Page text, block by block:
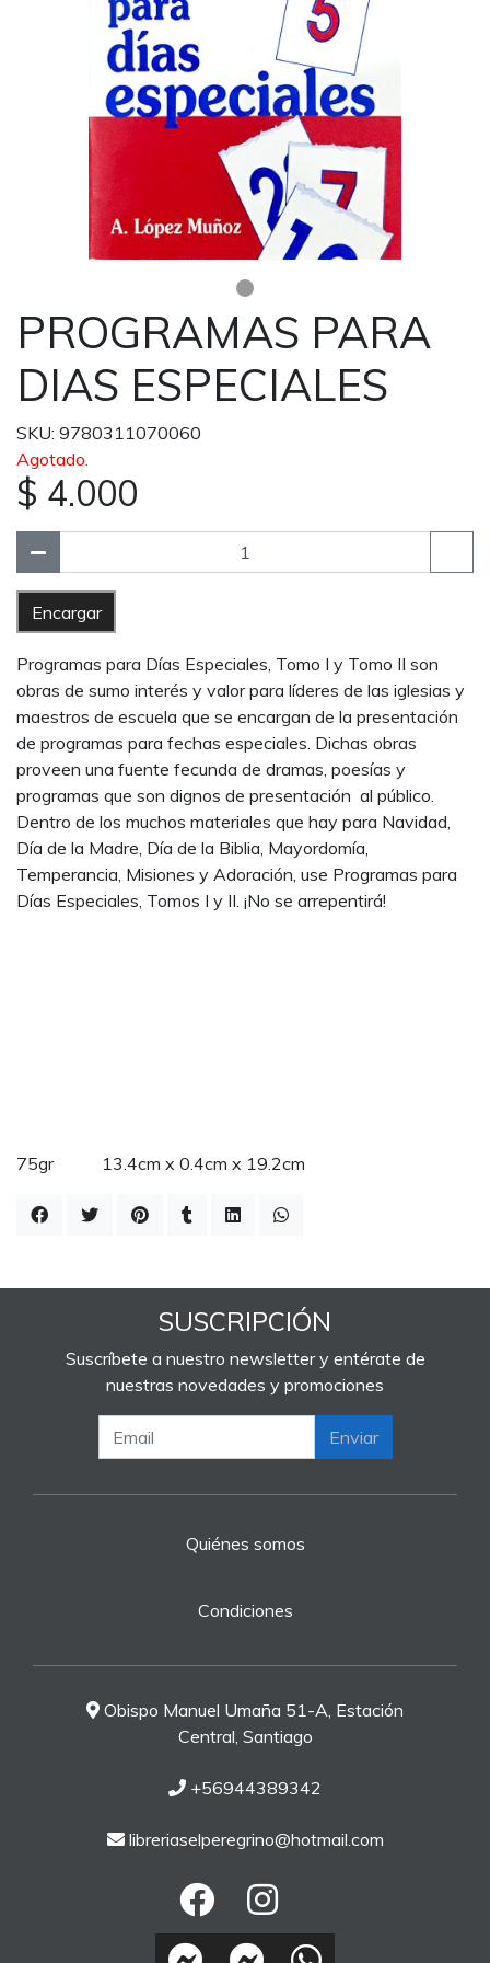
PROGRAMAS PARA
DIAS ESPECIALES
SKU: 9780311070060
Agotado.
$ 4.000
Encargar
Programas para Días Especiales, Tomo I y Tomo II son
obras de sumo interés y valor para líderes de las iglesias y
maestros de escuela que se encargan de la presentación
de programas para fechas especiales. Dichas obras
proveen una fuente fecunda de dramas, poesías y
programas que son dignos de presentación al público.
Dentro de los muchos materiales que hay para Navidad,
Día de la Madre, Día de la Biblia, Mayordomía,
Temperancia, Misiones y Adoración, use Programas para
Días Especiales, Tomos I y II. ¡No se arrepentirá!
75gr 13.4cm x 0.4cm x 19.2cm
SUSCRIPCIÓN
Suscríbete a nuestro newsletter y entérate de
nuestras novedades y promociones
Enviar
Quiénes somos
Condiciones
Obispo Manuel Umaña 51-A, Estación
Central, Santiago
+56944389342
libreriaselperegrino@hotmail.com